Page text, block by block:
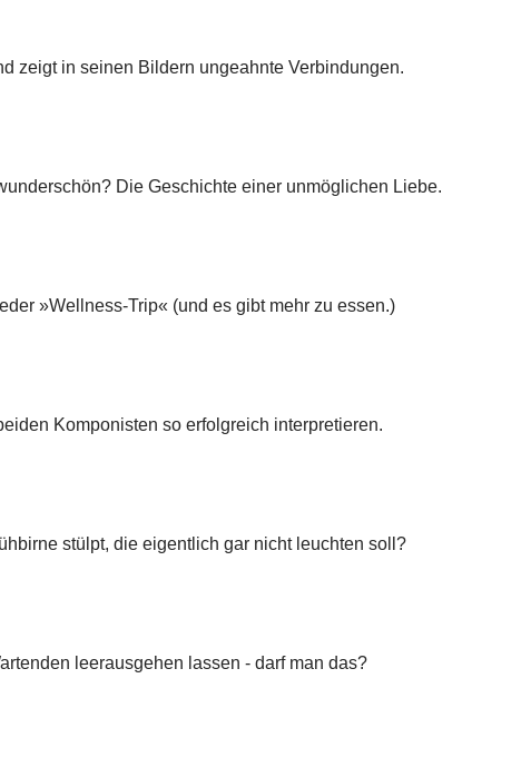
zeigt in seinen Bildern ungeahnte Verbindungen.
Die Geschichte einer unmöglichen Liebe.
»Wellness-Trip« (und es gibt mehr zu essen.)
Komponisten so erfolgreich interpretieren.
stülpt, die eigentlich gar nicht leuchten soll?
leerausgehen lassen - darf man das?